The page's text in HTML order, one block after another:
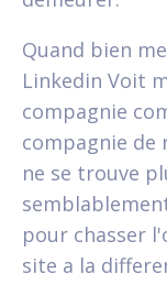
Quand bien
Linkedin Voit
compagnie
compagnie de
ne se trouve
pour chasser
site a la